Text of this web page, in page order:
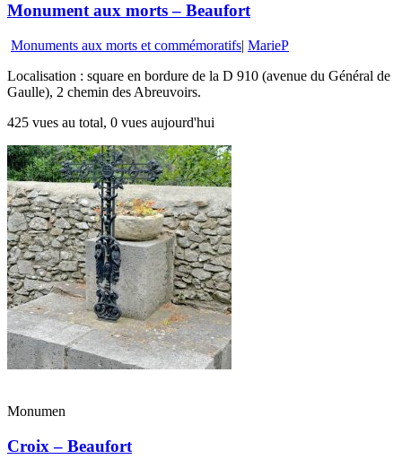
Monument aux morts – Beaufort
Monuments aux morts et commémoratifs| MarieP
Localisation : square en bordure de la D 910 (avenue du Général de
Gaulle), 2 chemin des Abreuvoirs.
425 vues au total, 0 vues aujourd'hui
Monumen
Croix – Beaufort